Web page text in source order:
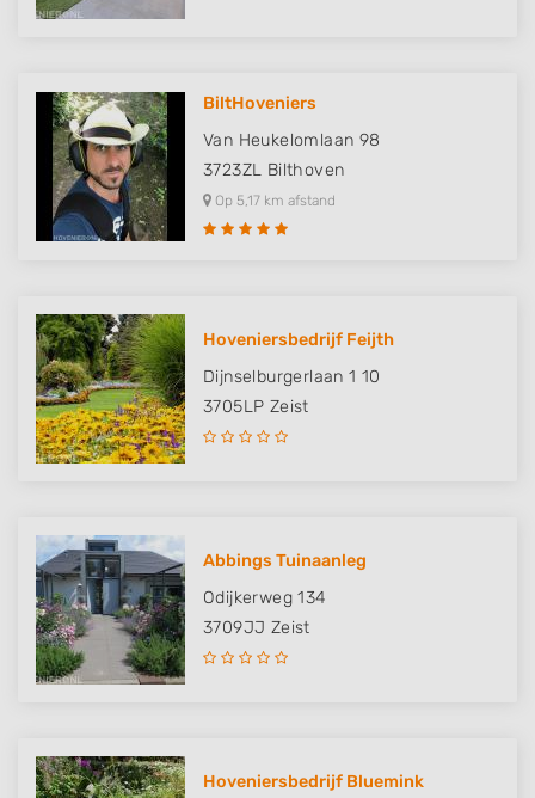
BiltHoveniers
Van Heukelomlaan 98
3723ZL Bilthoven
Op 5,17 km afstand
Hoveniersbedrijf Feijth
Dijnselburgerlaan 1 10
3705LP Zeist
Abbings Tuinaanleg
Odijkerweg 134
3709JJ Zeist
Hoveniersbedrijf Bluemink